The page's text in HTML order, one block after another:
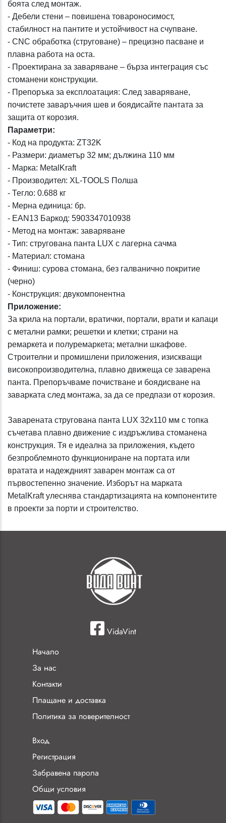
боята след монтаж.
- Дебели стени – повишена товароносимост,
стабилност на пантите и устойчивост на счупване.
- CNC обработка (струговане) – прецизно пасване и
плавна работа на оста.
- Проектирана за заваряване – бърза интеграция със
стоманени конструкции.
- Препоръка за експлоатация: След заваряване,
почистете заваръчния шев и боядисайте пантата за
защита от корозия.
Параметри:
- Код на продукта: ZT32K
- Размери: диаметър 32 мм; дължина 110 мм
- Марка: MetalKraft
- Производител: XL-TOOLS Полша
- Тегло: 0.688 кг
- Мерна единица: бр.
- EAN13 Баркод: 5903347010938
- Метод на монтаж: заваряване
- Тип: стругована панта LUX с лагерна сачма
- Материал: стомана
- Финиш: сурова стомана, без галванично покритие
(черно)
- Конструкция: двукомпонентна
Приложение:
За крила на портали, вратички, портали, врати и капаци
с метални рамки; решетки и клетки; страни на
ремаркета и полуремаркета; метални шкафове.
Строителни и промишлени приложения, изискващи
високопроизводителна, плавно движеща се заварена
панта. Препоръчваме почистване и боядисване на
заварката след монтажа, за да се предпази от корозия.
Заварената стругована панта LUX 32x110 мм с топка
съчетава плавно движение с издръжлива стоманена
конструкция. Тя е идеална за приложения, където
безпроблемното функциониране на портата или
вратата и надеждният заварен монтаж са от
първостепенно значение. Изборът на марката
MetalKraft улеснява стандартизацията на компонентите
в проекти за порти и строителство.
VidaVint
Начало
За нас
Контакти
Плащане и доставка
Политика за поверителност
Вход
Регистрация
Забравена парола
Общи условия